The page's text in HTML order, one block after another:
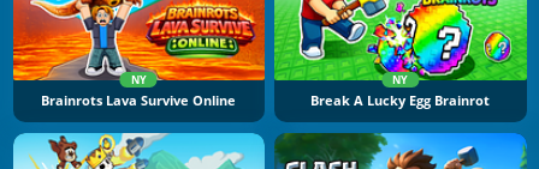
NY
Brainrots Lava Survive Online
NY
Break A Lucky Egg Brainrot